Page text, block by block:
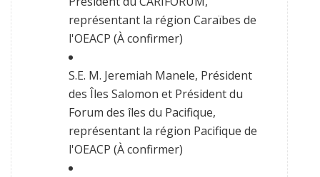
représentant la région Caraïbes de
l'OEACP (À confirmer)
S.E. M. Jeremiah Manele, Président
des Îles Salomon et Président du
Forum des îles du Pacifique,
représentant la région Pacifique de
l'OEACP (À confirmer)